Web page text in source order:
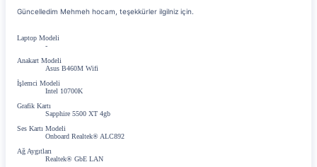
Güncelledim Mehmeh hocam, teşekkürler ilgilniz için.
Laptop Modeli
-
Anakart Modeli
Asus B460M Wifi
İşlemci Modeli
Intel 10700K
Grafik Kartı
Sapphire 5500 XT 4gb
Ses Kartı Modeli
Onboard Realtek® ALC892
Ağ Aygıtları
Realtek® GbE LAN